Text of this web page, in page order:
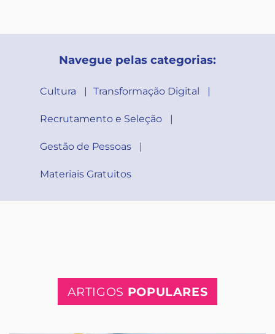
Navegue pelas categorias:
Cultura Transformação Digital
Recrutamento e Seleção
Gestão de Pessoas
Materiais Gratuitos
ARTIGOS POPULARES